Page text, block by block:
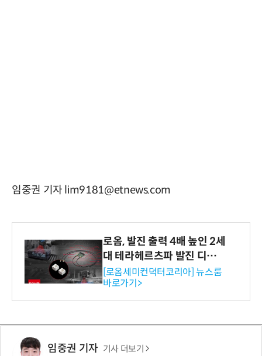
임중권 기자 lim9181@etnews.com
로옴, 발진 출력 4배 높인 2세
대 테라헤르츠파 발진 디바이
스 개발
[로옴세미컨덕터코리아] 뉴스룸
바로가기>
임중권 기자 기사 더보기